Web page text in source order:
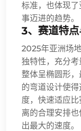
标准，也体现
事迈进的趋势。
3、赛道特
2025年亚洲场
独特性，充分
整体呈椭圆形
的弯道设计使
度，快速适应
离的合理安排
出最大的速度。